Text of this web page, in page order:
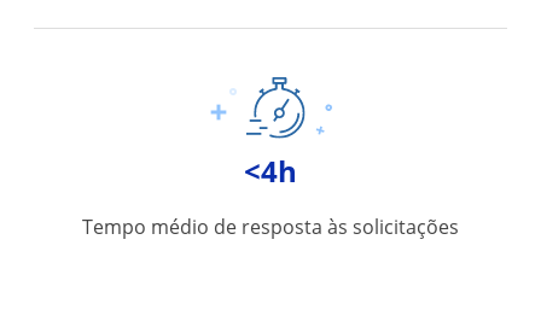
<4h
Tempo médio de resposta às solicitações